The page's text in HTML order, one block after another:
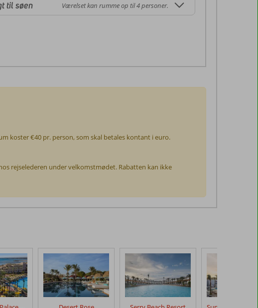
til søen Værelset kan rumme op til 4 personer.
koster €40 pr. person, som skal betales kontant i euro.
rejselederen under velkomstmødet. Rabatten kan ikke